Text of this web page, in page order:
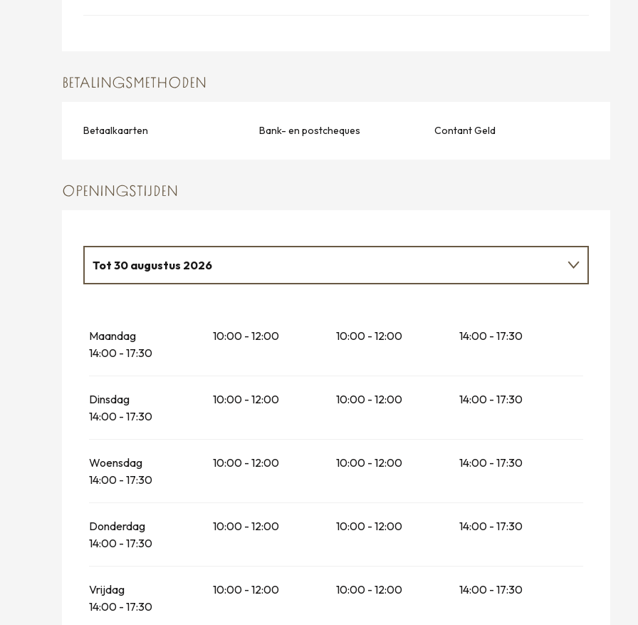
BETALINGSMETHODEN
Betaalkaarten Bank- en postcheques Contant Geld
OPENINGSTIJDEN
Vanaf7 februari 2026tot8 maart 2026
Tot 30 augustus 2026
Maandag 10:00 - 12:00 10:00 - 12:00
14:00 - 17:30
14:00 - 17:30
Dinsdag 10:00 - 12:00 10:00 - 12:00
14:00 - 17:30
14:00 - 17:30
Woensdag 10:00 - 12:00 10:00 - 12:00
14:00 - 17:30
14:00 - 17:30
Donderdag 10:00 - 12:00 10:00 - 12:00
14:00 - 17:30
14:00 - 17:30
Vrijdag 10:00 - 12:00 10:00 - 12:00
14:00 - 17:30
14:00 - 17:30